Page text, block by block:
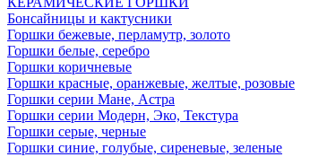
Бонсайницы и кактусники
Горшки бежевые, перламутр, золото
Горшки белые, серебро
Горшки коричневые
Горшки красные, оранжевые, желтые, розовые
Горшки серии Мане, Астра
Горшки серии Модерн, Эко, Текстура
Горшки серые, черные
Горшки синие, голубые, сиреневые, зеленые